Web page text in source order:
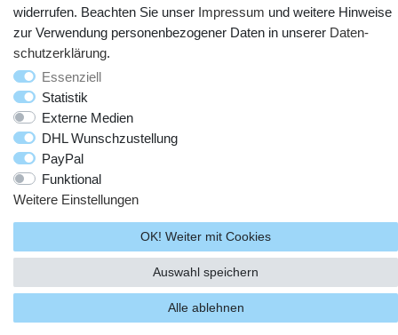
© Copyright 2025 webtotrade GmbH. Alle Rechte vorbehalten.
widerrufen. Beachten Sie unser Impressum und weitere Hinweise
zur Verwendung personenbezogener Daten in unserer Daten­
schutz­erklärung.
Essenziell
Statistik
Externe Medien
DHL Wunschzustellung
PayPal
Funktional
Weitere Einstellungen
OK! Weiter mit Cookies
Alle ablehnen
Auswahl speichern